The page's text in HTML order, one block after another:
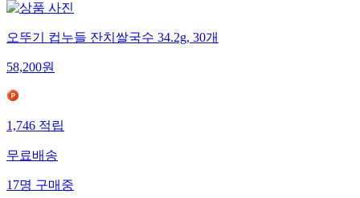
오뚜기 컵누들 잔치쌀국수 34.2g, 30개
58,200원
1,746적립
무료배송
17명구매중